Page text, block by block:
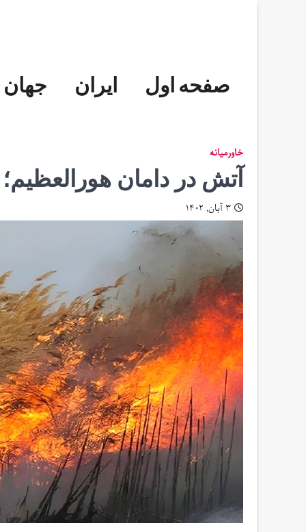
صفحه اول ایران جهان
خاورمیانه
آتش در دامان
۳ آبان, ۱۴۰۲